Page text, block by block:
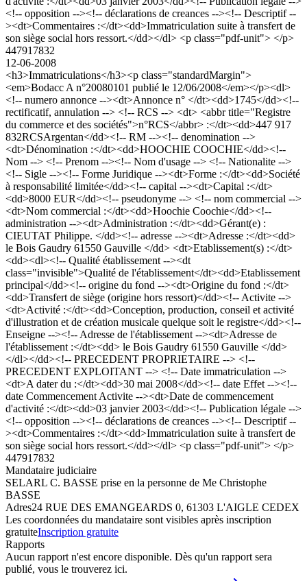
<!-- opposition --><!-- déclarations de creances --><!-- Descriptif --
><dt>Commentaires :</dt><dd>Immatriculation suite à transfert de
son siège social hors ressort.</dd></dl> <p class="pdf-unit"> </p>
447917832
12-06-2008
<h3>Immatriculations</h3><p class="standardMargin">
<em>Bodacc A n°20080101 publié le 12/06/2008</em></p><dl>
<!-- numero annonce --><dt>Annonce n° </dt><dd>1745</dd><!--
rectificatif, annulation --> <!-- RCS --> <dt> <abbr title="Registre
du commerce et des sociétés">n°RCS</abbr> :</dt><dd>447 917
832RCSArgentan</dd><!-- RM --><!-- denomination -->
<dt>Dénomination :</dt><dd>HOOCHIE COOCHIE</dd><!--
Nom --> <!-- Prenom --><!-- Nom d'usage --> <!-- Nationalite -->
<!-- Sigle --><!-- Forme Juridique --><dt>Forme :</dt><dd>Société
à responsabilité limitée</dd><!-- capital --><dt>Capital :</dt>
<dd>8000 EUR</dd><!-- pseudonyme --> <!-- nom commercial -->
<dt>Nom commercial :</dt><dd>Hoochie Coochie</dd><!--
administration --><dt>Administration :</dt><dd>Gérant(e) :
CIEUTAT Philippe. </dd><!-- adresse --><dt>Adresse :</dt><dd>
le Bois Gaudry 61550 Gauville </dd> <dt>Etablissement(s) :</dt>
<dd><dl><!-- Qualité établissement --><dt
class="invisible">Qualité de l'établissement</dt><dd>Etablissement
principal</dd><!-- origine du fond --><dt>Origine du fond :</dt>
<dd>Transfert de siège (origine hors ressort)</dd><!-- Activite -->
<dt>Activité :</dt><dd>Conception, production, conseil et activité
d'illustration et de création musicale quelque soit le registre</dd><!--
Enseigne --><!-- Adresse de l'établissement --><dt>Adresse de
l'établissement :</dt><dd> le Bois Gaudry 61550 Gauville </dd>
</dl></dd><!-- PRECEDENT PROPRIETAIRE --> <!--
PRECEDENT EXPLOITANT --> <!-- Date immatriculation -->
<dt>A dater du :</dt><dd>30 mai 2008</dd><!-- date Effet --><!--
date Commencement Activite --><dt>Date de commencement
d'activité :</dt><dd>03 janvier 2003</dd><!-- Publication légale -->
<!-- opposition --><!-- déclarations de creances --><!-- Descriptif --
><dt>Commentaires :</dt><dd>Immatriculation suite à transfert de
son siège social hors ressort.</dd></dl> <p class="pdf-unit"> </p>
447917832
Mandataire judiciaire
SELARL C. BASSE prise en la personne de Me Christophe
BASSE
Adres24 RUE DES EMANGEARDS 0, 61303 L'AIGLE CEDEX
Les coordonnées du mandataire sont visibles après inscription
gratuiteInscription gratuite
Rapports
Aucun rapport n'est encore disponible. Dès qu'un rapport sera
publié, vous le trouverez ici.